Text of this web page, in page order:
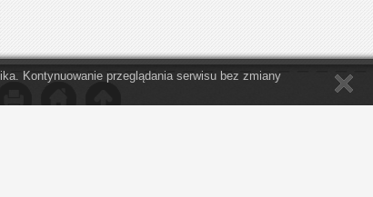
Kontynuowanie przeglądania serwisu bez zmiany